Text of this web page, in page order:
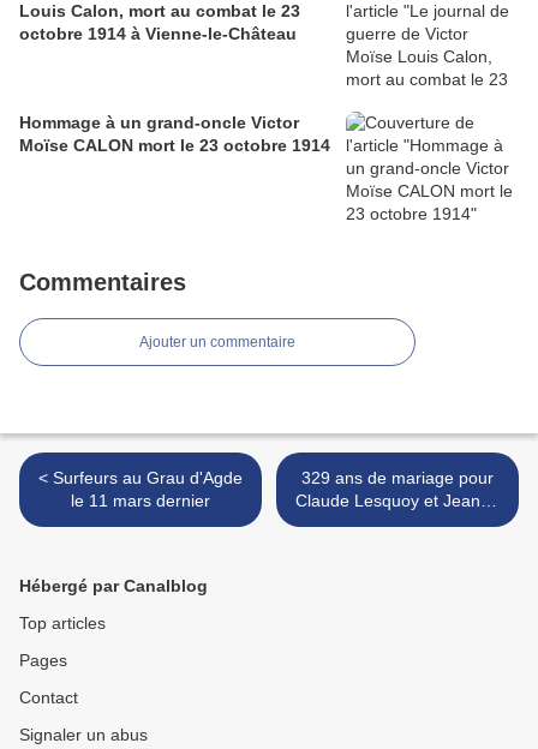
Louis Calon, mort au combat le 23
octobre 1914 à Vienne-le-Château
Hommage à un grand-oncle Victor
Moïse CALON mort le 23 octobre 1914
Commentaires
Ajouter un commentaire
< Surfeurs au Grau d'Agde
le 11 mars dernier
329 ans de mariage pour
Claude Lesquoy et Jeanne
De Villers >
Hébergé par Canalblog
Top articles
Pages
Contact
Signaler un abus